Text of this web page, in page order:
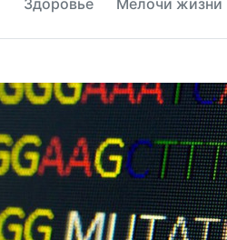
Здоровье Мелочи жизни